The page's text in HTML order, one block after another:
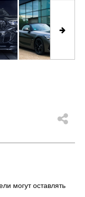
могут оставлять